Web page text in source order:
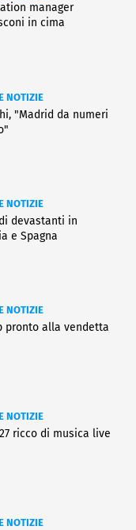
manager
in cima
NOTIZIE
"Madrid da numeri
NOTIZIE
devastanti in
e Spagna
NOTIZIE
pronto alla vendetta
NOTIZIE
ricco di musica live
NOTIZIE